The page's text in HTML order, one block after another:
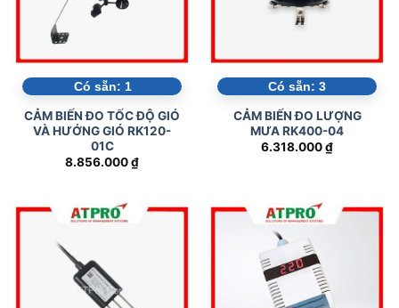
Có sẵn: 1
CẢM BIẾN ĐO TỐC ĐỘ GIÓ
VÀ HƯỚNG GIÓ RK120-
01C
8.856.000₫
Có sẵn: 3
CẢM BIẾN ĐO LƯỢNG
MƯA RK400-04
6.318.000₫